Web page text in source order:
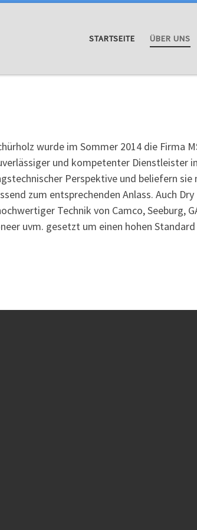
STARTSEITE ÜBER UNS
wurde im Sommer 2014 die Firma
und kompetenter Dienstleister
Perspektive und beliefern
zum entsprechenden Anlass. Auch
Technik von Camco, Seeburg,
uvm. gesetzt um einen hohen